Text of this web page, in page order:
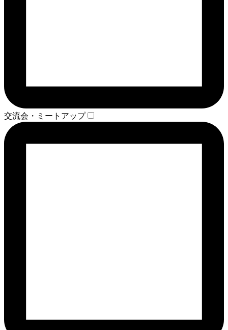
交流会・ミートアップ